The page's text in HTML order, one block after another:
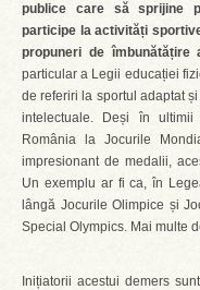
publice care să sprijine
participe la activități
propuneri de îmbunătățire
particular a Legii educației
de referiri la sportul adaptat
intelectuale. Deși în
România la Jocurile
impresionant de medalii,
Un exemplu ar fi ca, în
lângă Jocurile Olimpice și
Special Olympics. Mai multe
Inițiatorii acestui demers